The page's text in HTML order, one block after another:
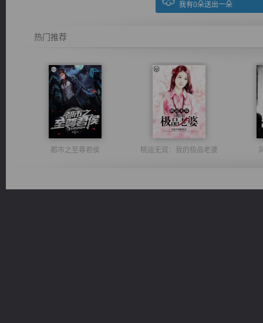
我有0朵送出一朵
热门推荐
都市之至尊君侯 桃运无双：我的极品老婆